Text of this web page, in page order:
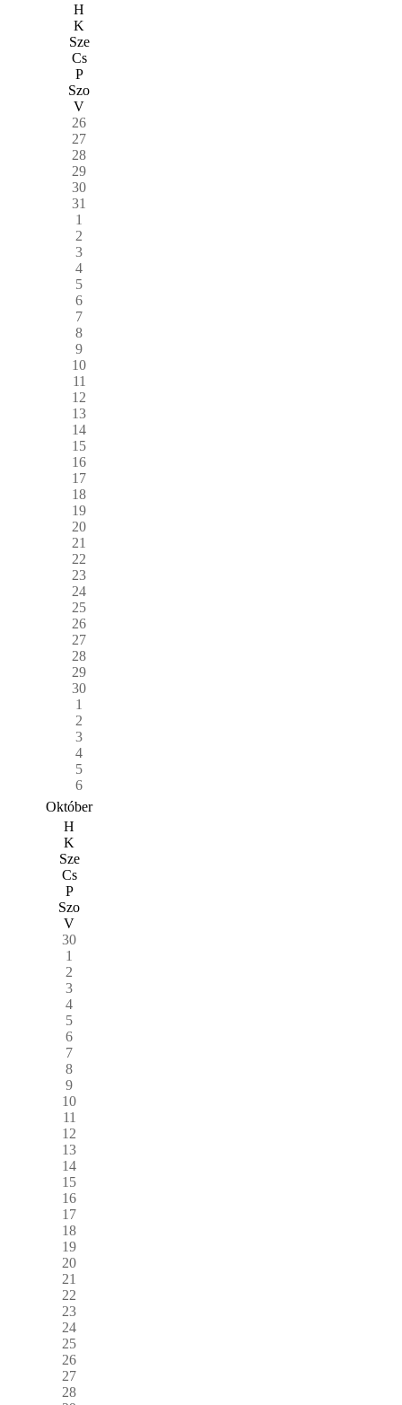
H
K
Sze
Cs
P
Szo
V
26
27
28
29
30
31
1
2
3
4
5
6
7
8
9
10
11
12
13
14
15
16
17
18
19
20
21
22
23
24
25
26
27
28
29
30
1
2
3
4
5
6
Október
H
K
Sze
Cs
P
Szo
V
30
1
2
3
4
5
6
7
8
9
10
11
12
13
14
15
16
17
18
19
20
21
22
23
24
25
26
27
28